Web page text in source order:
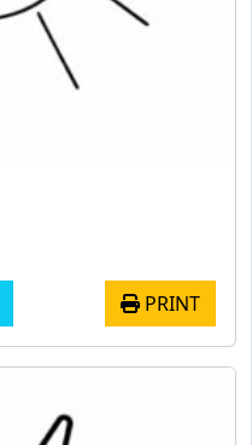
PRINT